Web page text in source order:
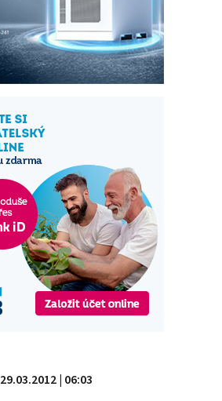
29.03.2012 | 06:03